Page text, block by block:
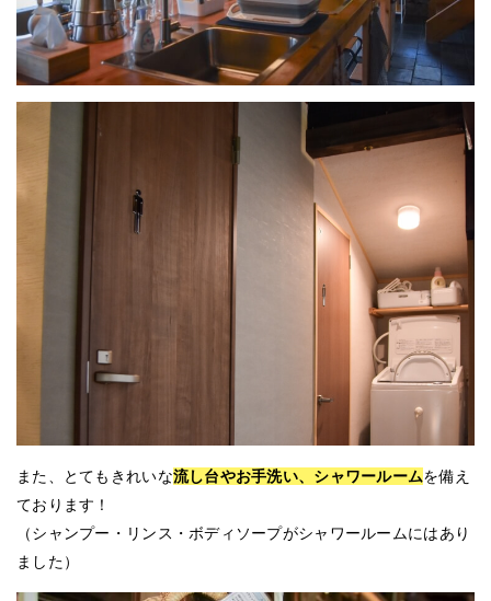
また、とてもきれいな流し台やお手洗い、シャワールームを備え
ております！
（シャンプー・リンス・ボディソープがシャワールームにはあり
ました）